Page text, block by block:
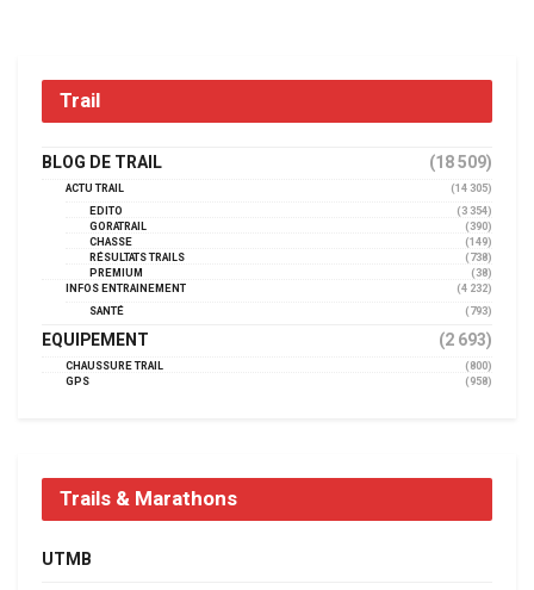
Trail
BLOG DE TRAIL (18 509)
ACTU TRAIL
(14 305)
EDITO
(3 354)
GORATRAIL
(390)
CHASSE
(149)
RÉSULTATS TRAILS
(738)
PREMIUM
(38)
INFOS ENTRAINEMENT
(4 232)
SANTÉ
(793)
EQUIPEMENT (2 693)
CHAUSSURE TRAIL
(800)
GPS
(958)
Trails & Marathons
UTMB